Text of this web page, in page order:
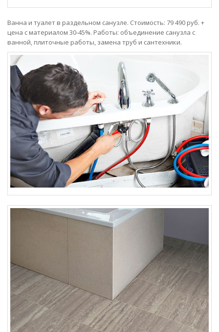
Ванна и туалет в раздельном санузле. Стоимость: 79 490 руб. +
цена с материалом 30-45%. Работы: объединение санузла с
ванной, плиточные работы, замена труб и сантехники.